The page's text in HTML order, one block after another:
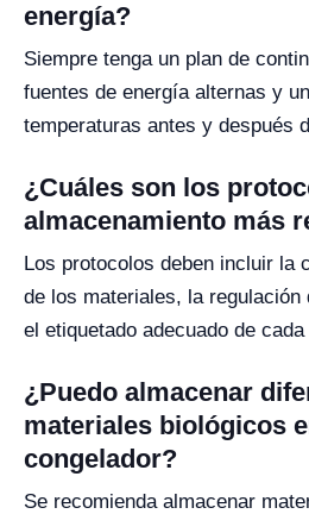
energía?
Siempre tenga un plan de
fuentes de energía alternas y
temperaturas antes y después
¿Cuáles son los
almacenamiento más
Los protocolos deben incluir la
de los materiales, la
el etiquetado adecuado de
¿Puedo almacenar
materiales biológicos
congelador?
Se recomienda almacenar